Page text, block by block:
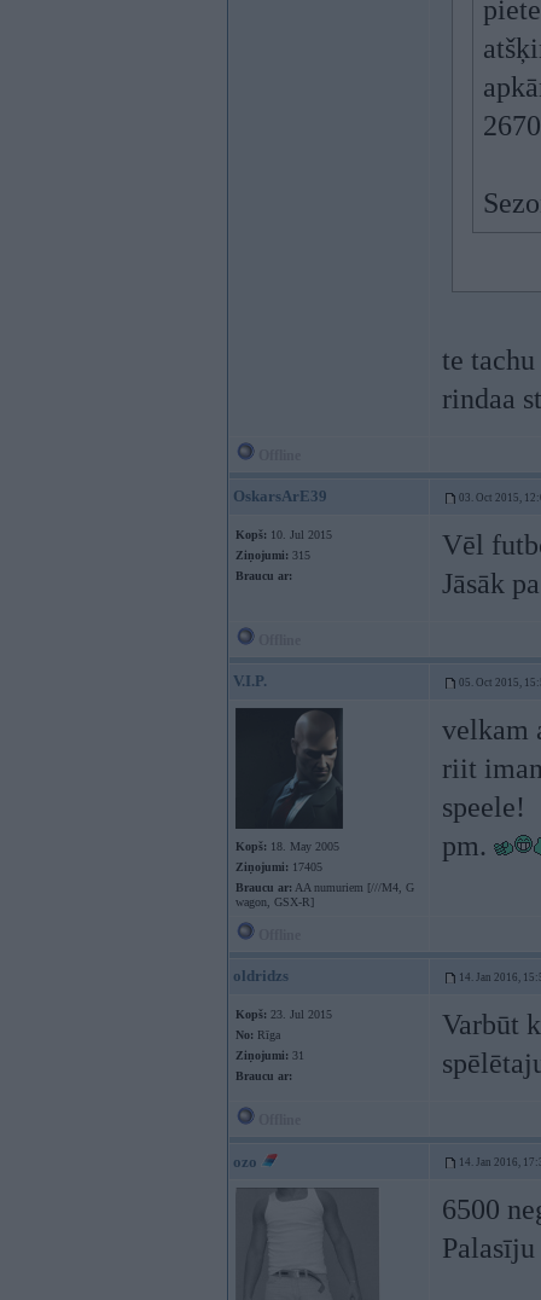
te
rindaa
OskarsArE39 03. Oct 2015,
Kopš: 10. Jul 2015
Ziņojumi: 315
Braucu ar:
Vēl
Jāsāk
V.I.P. 05. Oct 2015,
Kopš: 18. May 2005
Ziņojumi: 17405
Braucu ar: AA numuriem [///M4, G
wagon, GSX-R]
velkam
riit
speele!
pm.
oldridzs 14. Jan 2016,
Kopš: 23. Jul 2015
No: Rīga
Ziņojumi: 31
Braucu ar:
Varbūt
ozo 14. Jan 2016,
6500